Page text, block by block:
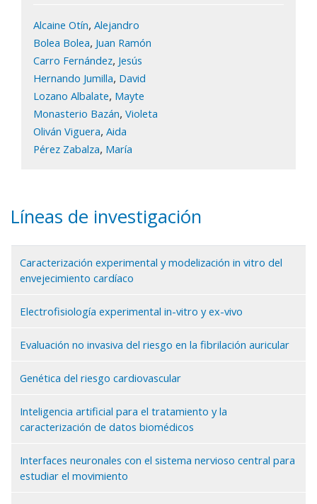
Alcaine Otín,Alejandro
Bolea Bolea, Juan Ramón
Carro Fernández, Jesús
Hernando Jumilla, David
Lozano Albalate, Mayte
Monasterio Bazán,Violeta
Oliván Viguera,Aida
Pérez Zabalza, María
Líneas de investigación
Caracterización experimental y modelización in vitro del
envejecimiento cardíaco
Electrofisiología experimental in-vitro y ex-vivo
Evaluación no invasiva del riesgo en la fibrilación auricular
Genética del riesgo cardiovascular
Inteligencia artificial para el tratamiento y la
caracterización de datos biomédicos
Interfaces neuronales con el sistema nervioso central para
estudiar el movimiento